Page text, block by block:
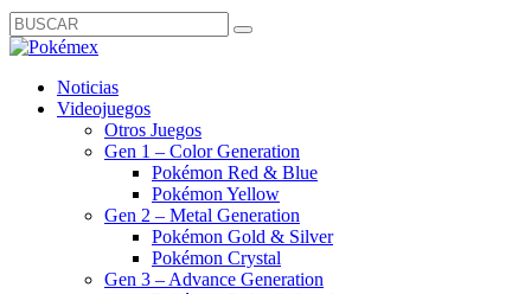
Noticias
Videojuegos
Otros Juegos
Gen 1 – Color Generation
Pokémon Red & Blue
Pokémon Yellow
Gen 2 – Metal Generation
Pokémon Gold & Silver
Pokémon Crystal
Gen 3 – Advance Generation